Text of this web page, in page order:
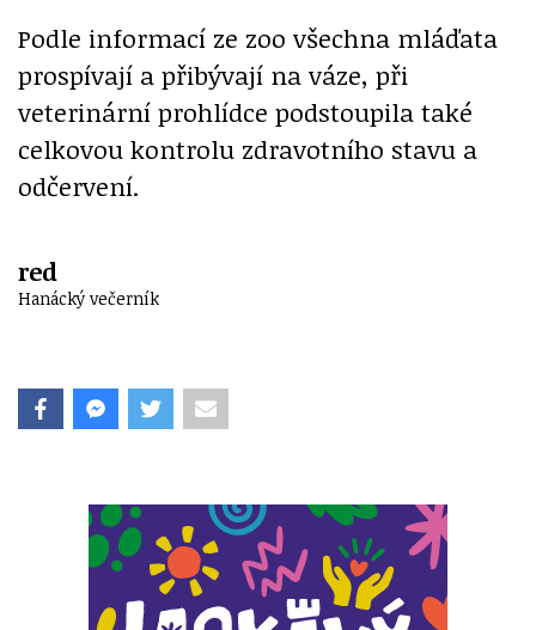
Podle informací ze zoo všechna mláďata
prospívají a přibývají na váze, při
veterinární prohlídce podstoupila také
celkovou kontrolu zdravotního stavu a
odčervení.
red
Hanácký večerník